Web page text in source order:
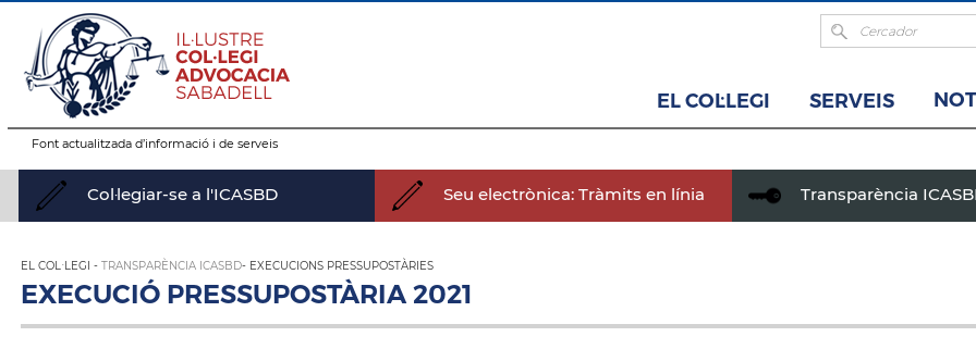
EL COL·LEGI SERVEIS
Font actualitzada d’informació i de serveis
Col·legiar-se a l'ICASBD Seu electrònica: Tràmits en línia Transparència
EL COL·LEGI - TRANSPARÈNCIA ICASBD- EXECUCIONS PRESSUPOSTÀRIES
EXECUCIÓ PRESSUPOSTÀRIA 2021